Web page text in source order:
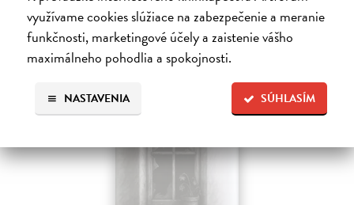
využívame cookies slúžiace na zabezpečenie a meranie
funkčnosti, marketingové účely a zaistenie vášho
maximálneho pohodlia a spokojnosti.
SÚHLASÍM
NASTAVENIA
16,90 € ?